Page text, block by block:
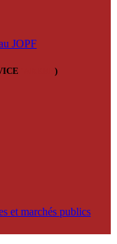
JOPF
)
et marchés publics